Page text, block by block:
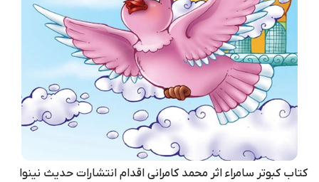
کتاب کبوتر سامراء اثر محمد کامرانی اقدام انتشارات حدیث نینوا